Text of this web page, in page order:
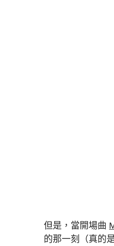
但是，當開場曲
的那一刻（真的